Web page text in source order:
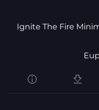
Ignite The Fire